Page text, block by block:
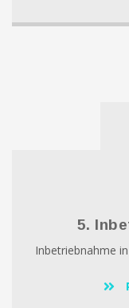
5.
Inbetriebnahme